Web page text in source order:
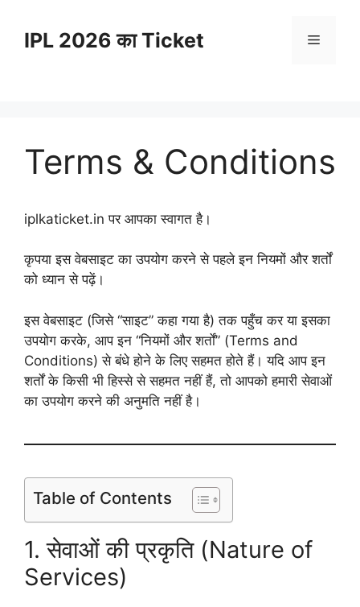
contentIPL 2026 का Ticket Menu
Terms & Conditions
iplkaticket.in पर आपका स्वागत है।
कृपया इस वेबसाइट का उपयोग करने से पहले इन नियमों और शर्तों
को ध्यान से पढ़ें।
इस वेबसाइट (जिसे “साइट” कहा गया है) तक पहुँच कर या इसका
उपयोग करके, आप इन “नियमों और शर्तों” (Terms and
Conditions) से बंधे होने के लिए सहमत होते हैं। यदि आप इन
शर्तों के किसी भी हिस्से से सहमत नहीं हैं, तो आपको हमारी सेवाओं
का उपयोग करने की अनुमति नहीं है।
Table of Contents
1. सेवाओं की प्रकृति (Nature of
Services)